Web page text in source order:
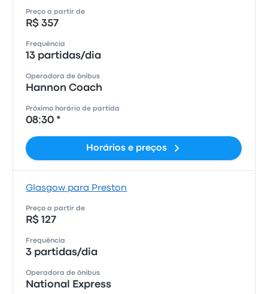
Preço a partir de
R$ 357
Frequência
13 partidas/dia
Operadora de ônibus
Hannon Coach
Próximo horário de partida
08:30 *
Horários e preços
Glasgow para Preston
Preço a partir de
R$ 127
Frequência
3 partidas/dia
Operadora de ônibus
National Express